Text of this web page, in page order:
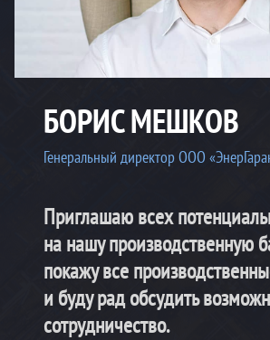
БОРИС МЕШКОВ
Генеральный директор ООО
Приглашаю всех
на нашу производственную
покажу все
и буду рад обсудить
сотрудничество.